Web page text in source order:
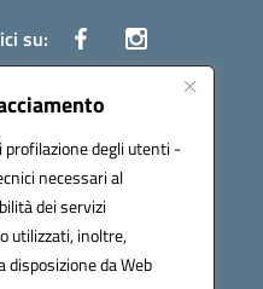
degli utenti -
necessari al
dei servizi
utilizzati, inoltre,
da Web
su: